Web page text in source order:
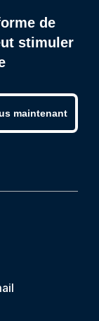
de
stimuler
maintenant